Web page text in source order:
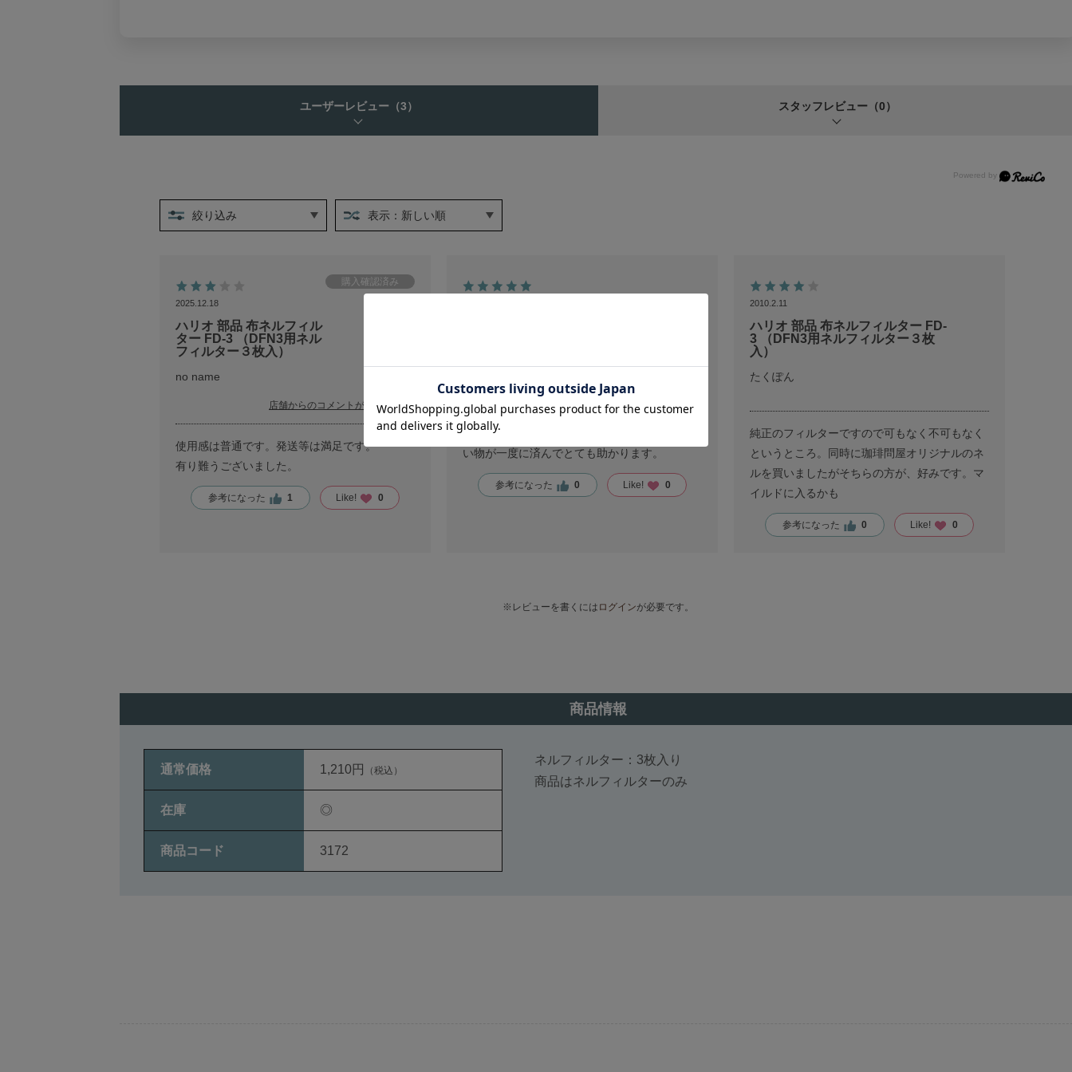
ユーザーレビュー （3） スタッフレビュー （0）
絞り込み 表示：新しい順
2025.12.18
ハリオ 部品 布ネルフィル
ター FD-3 （DFN3用ネル
フィルター３枚入）
no name
店舗からのコメントがあります ＞
使用感は普通です。発送等は満足です。
有り難うございました。
参考になった 1 Like! 0
コーヒー豆だけではなく、道具も豊富なので買
い物が一度に済んでとても助かります。
参考になった 0 Like! 0
2010.2.11
ハリオ 部品 布ネルフィルター FD-
3 （DFN3用ネルフィルター３枚
入）
たくぽん
純正のフィルターですので可もなく不可もなく
というところ。同時に珈琲問屋オリジナルのネ
ルを買いましたがそちらの方が、好みです。マ
イルドに入るかも
参考になった 0 Like! 0
※レビューを書くには ログインが必要です。
商品情報
通常価格 1,210円 （税込）
在庫 ◎
商品コード 3172
ネルフィルター：3枚入り
商品はネルフィルターのみ